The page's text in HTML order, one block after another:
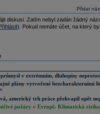
Přidat
diskusi. Zatím nebyl zadán žádný
). Pokud nemáte účet, na který
v extrémním, dluhopisy
plány vytvořené bezcharakterními
americký trh práce překvapil opět
požáry v Evropě. Klimatická